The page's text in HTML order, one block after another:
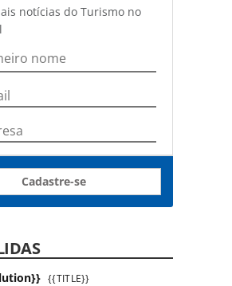
notícias do Turismo no
Cadastre-se
{{TITLE}}